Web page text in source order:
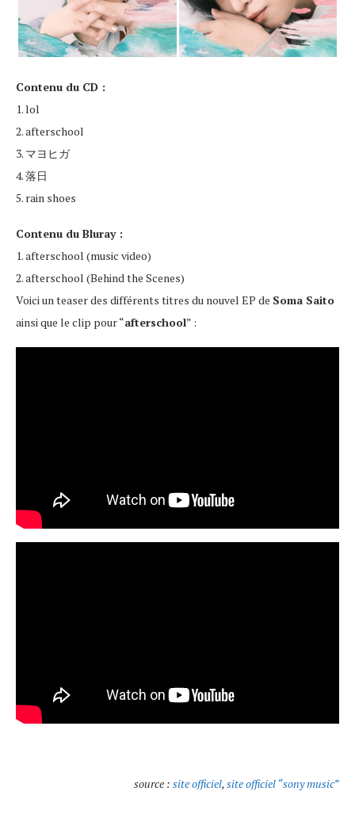
Contenu du CD :
1. lol
2. afterschool
3. マヨヒガ
4. 落日
5. rain shoes
Contenu du Bluray :
1. afterschool (music video)
2. afterschool (Behind the Scenes)
Voici un teaser des différents titres du nouvel EP de Soma Saito
ainsi que le clip pour “afterschool” :
source : site officiel,site officiel “sony music”